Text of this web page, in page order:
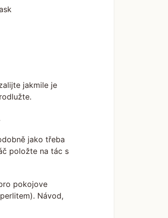
jakmile je
jako třeba
položte na tác s
pokojove
Návod,